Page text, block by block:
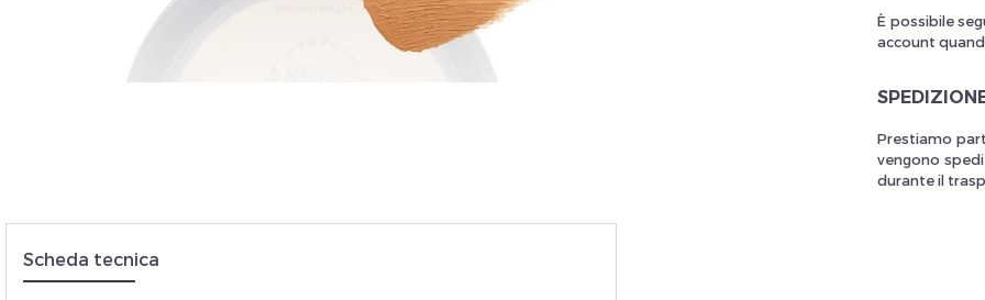
È possibile
account
Prestiamo
vengono
durante il
Scheda tecnica